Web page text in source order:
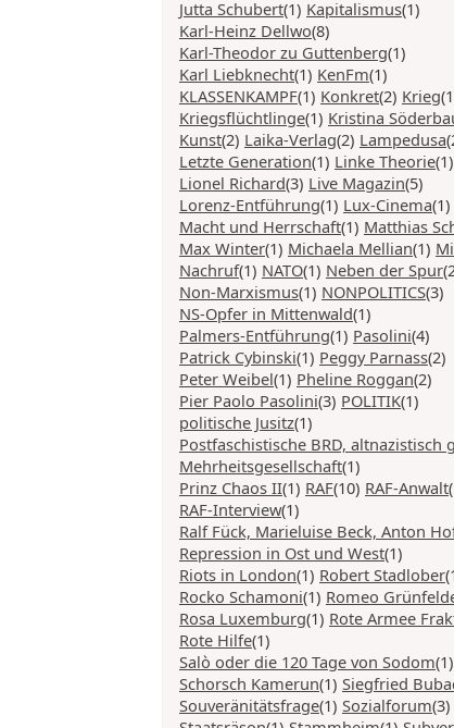
Jutta Schubert(1) Kapitalismus(1)
Karl-Heinz Dellwo(8)
Karl-Theodor zu Guttenberg(1)
Karl Liebknecht(1) KenFm(1)
KLASSENKAMPF(1) Konkret(2) Krieg
Kriegsflüchtlinge(1) Kristina
Kunst(2) Laika-Verlag(2) Lampedusa
Letzte Generation(1) Linke Theorie(1)
Lionel Richard(3) Live Magazin(5)
Lorenz-Entführung(1) Lux-Cinema(1)
Macht und Herrschaft(1) Matthias
Max Winter(1) Michaela Mellian(1)
Nachruf(1) NATO(1) Neben der Spur
Non-Marxismus(1) NONPOLITICS(3)
NS-Opfer in Mittenwald(1)
Palmers-Entführung(1) Pasolini(4)
Patrick Cybinski(1) Peggy Parnass(2)
Peter Weibel(1) Pheline Roggan(2)
Pier Paolo Pasolini(3) POLITIK(1)
politische Jusitz(1)
Postfaschistische BRD, altnazistisch
Mehrheitsgesellschaft(1)
Prinz Chaos II(1) RAF(10) RAF-Anwalt
RAF-Interview(1)
Ralf Fück, Marieluise Beck, Anton
Repression in Ost und West(1)
Riots in London(1) Robert Stadlober
Rocko Schamoni(1) Romeo
Rosa Luxemburg(1) Rote Armee
Rote Hilfe(1)
Salò oder die 120 Tage von Sodom(1)
Schorsch Kamerun(1) Siegfried
Souveränitätsfrage(1) Sozialforum(3)